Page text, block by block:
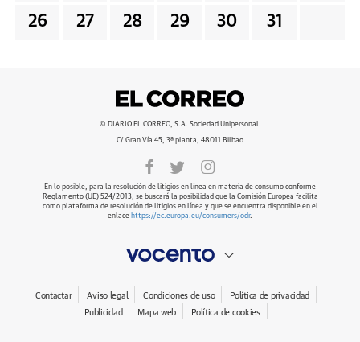
26 27 28 29 30 31
© DIARIO EL CORREO, S.A. Sociedad Unipersonal.
C/ Gran Vía 45, 3ª planta, 48011 Bilbao
En lo posible, para la resolución de litigios en línea en materia de consumo conforme
Reglamento (UE) 524/2013, se buscará la posibilidad que la Comisión Europea facilita
como plataforma de resolución de litigios en línea y que se encuentra disponible en el
enlace https://ec.europa.eu/consumers/odr.
Contactar Aviso legal Condiciones de uso
Política de privacidad
Publicidad
Mapa web Política de cookies